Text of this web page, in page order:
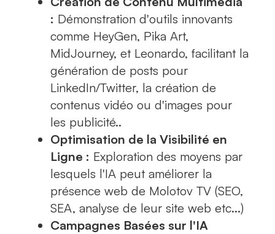
: Démonstration d'outils innovants
comme HeyGen, Pika Art,
MidJourney, et Leonardo, facilitant la
génération de posts pour
LinkedIn/Twitter, la création de
contenus vidéo ou d'images pour
les publicité..
Optimisation de la Visibilité en
Ligne : Exploration des moyens par
lesquels l'IA peut améliorer la
présence web de Molotov TV (SEO,
SEA, analyse de leur site web etc...)
Campagnes Basées sur l'IA